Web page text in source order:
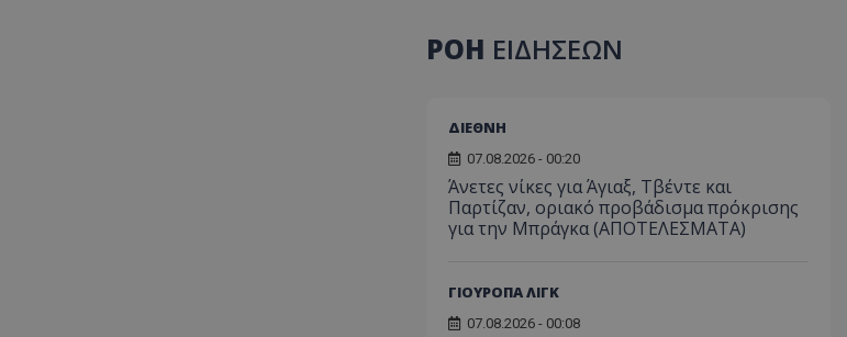
ΡΟΗ ΕΙΔΗΣΕΩΝ
ΔΙΕΘΝΗ
07.08.2026 - 00:20
Άνετες νίκες για Άγιαξ, Τβέντε και
Παρτίζαν, οριακό προβάδισμα πρόκρισης
για την Μπράγκα (ΑΠΟΤΕΛΕΣΜΑΤΑ)
ΓΙΟΥΡΟΠΑ ΛΙΓΚ
07.08.2026 - 00:08